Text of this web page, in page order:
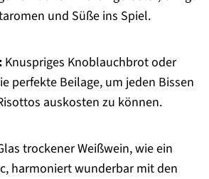
und Süße ins Spiel.
Knuspriges Knoblauchbrot oder
perfekte Beilage, um jeden Bissen
auskosten zu können.
trockener Weißwein, wie ein
harmoniert wunderbar mit den